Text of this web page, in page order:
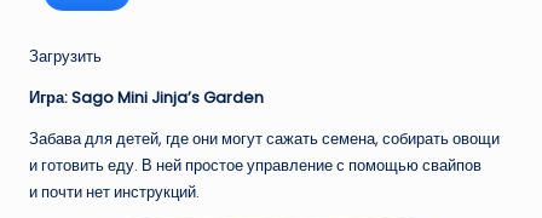
Загрузить
Игра: Sago Mini Jinja’s Garden
Забава для детей, где они могут сажать семена, собирать овощи
и готовить еду. В ней простое управление с помощью свайпов
и почти нет инструкций.